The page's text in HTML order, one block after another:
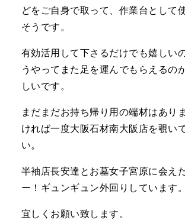
どをご自身で取って、作業台として
そうです。
有効活用して下さるだけでも嬉しい
うやってまた足を運んでもらえるの
しいです。
まだまだお持ち帰り用の端材はあり
ければ一度大阪石材南大阪店を覗い
い。
半袖店長安達とお墓女子宮原に会え
ー！ギュンギュン外回りしています。
宜しくお願い致します。